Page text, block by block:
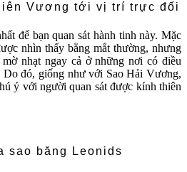
Vương tới vị trí trực đối
để bạn quan sát hành tinh này. Mặc
nhìn thấy bằng mắt thường, nhưng
nhạt ngay cả ở những nơi có điều
Do đó, giống như với Sao Hải Vương,
ý với người quan sát được kính thiên
sao băng Leonids